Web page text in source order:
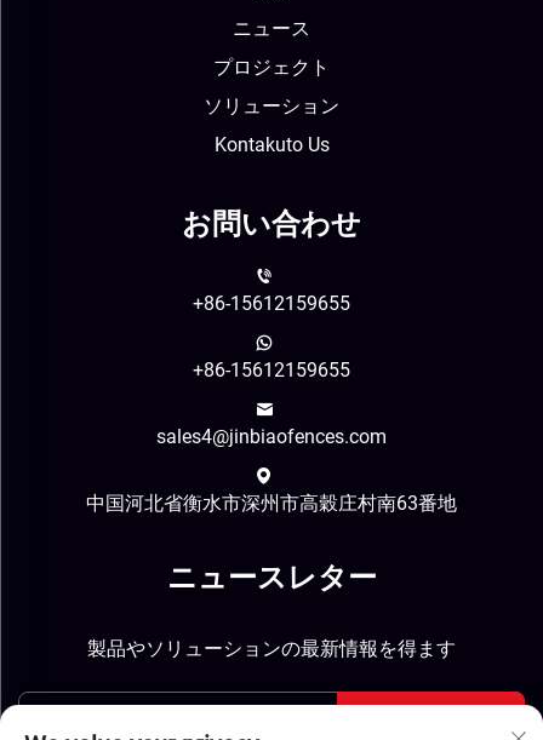
ニュース
プロジェクト
ソリューション
Kontakuto Us
お問い合わせ
+86-15612159655
+86-15612159655
sales4@jinbiaofences.com
中国河北省衡水市深州市高穀庄村南63番地
ニュースレター
製品やソリューションの最新情報を得ます